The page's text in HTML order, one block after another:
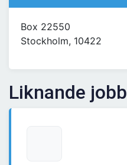
Box 22550
Stockholm, 10422
Liknande jobb